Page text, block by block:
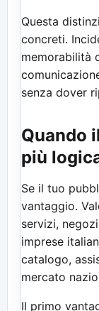
Questa
concreti.
memorabilità
senza dover
Quando
più
Se il tuo
vantaggio.
servizi,
imprese
catalogo,
mercato
Il primo